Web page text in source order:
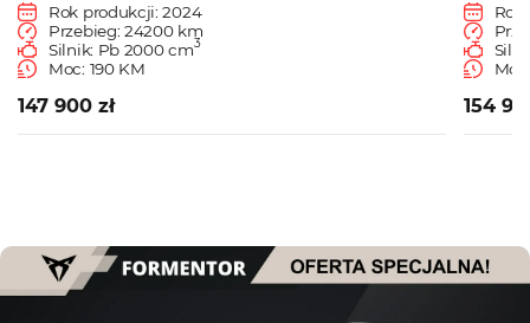
Rok produkcji: 2024
Przebieg: 24200 km
Silnik: Pb 2000 cm3
Moc: 190 KM
147 900 zł
Rok
154